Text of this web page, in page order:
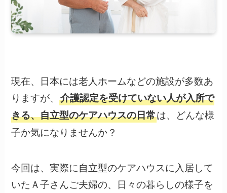
現在、日本には老人ホームなどの施設が多数あ
りますが、介護認定を受けていない人が入所で
きる、自立型のケアハウスの日常は、どんな様
子か気になりませんか？
今回は、実際に自立型のケアハウスに入居して
いたＡ子さんご夫婦の、日々の暮らしの様子を